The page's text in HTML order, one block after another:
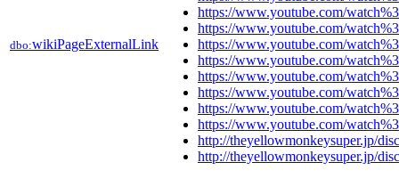
dbo:wikiPageExternalLink
https://www.youtube.com/
https://www.youtube.com/
https://www.youtube.com/
https://www.youtube.com/
https://www.youtube.com/
https://www.youtube.com/
https://www.youtube.com/
https://www.youtube.com/
http://theyellowmonkeysuper.jp/
http://theyellowmonkeysuper.jp/